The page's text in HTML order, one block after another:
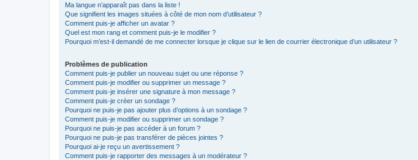
Ma langue n’apparaît pas dans la liste !
Que signifient les images situées à côté de mon nom d’utilisateur ?
Comment puis-je afficher un avatar ?
Quel est mon rang et comment puis-je le modifier ?
Pourquoi m’est-il demandé de me connecter lorsque je clique sur le lien de courrier électronique d’un utilisateur ?
Problèmes de publication
Comment puis-je publier un nouveau sujet ou une réponse ?
Comment puis-je modifier ou supprimer un message ?
Comment puis-je insérer une signature à mon message ?
Comment puis-je créer un sondage ?
Pourquoi ne puis-je pas ajouter plus d’options à un sondage ?
Comment puis-je modifier ou supprimer un sondage ?
Pourquoi ne puis-je pas accéder à un forum ?
Pourquoi ne puis-je pas transférer de pièces jointes ?
Pourquoi ai-je reçu un avertissement ?
Comment puis-je rapporter des messages à un modérateur ?